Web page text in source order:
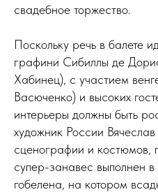
свадебное торжество.
Поскольку речь в балете
графини Сибиллы де
Хабинец), с участием
Васюченко) и высоких
интерьеры должны быть
художник России
сценографии и костюмов,
супер-занавес выполнен в
гобелена, на котором